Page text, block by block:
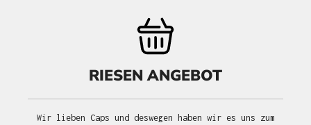
RIESEN ANGEBOT
Wir lieben Caps und deswegen haben wir es uns zum